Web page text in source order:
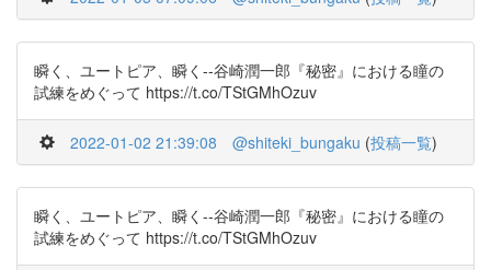
瞬く、ユートピア、瞬く--谷崎潤一郎『秘密』における瞳の
試練をめぐって https://t.co/TStGMhOzuv
2022-01-02 21:39:08 @shiteki_bungaku (投稿一覧)
瞬く、ユートピア、瞬く--谷崎潤一郎『秘密』における瞳の
試練をめぐって https://t.co/TStGMhOzuv